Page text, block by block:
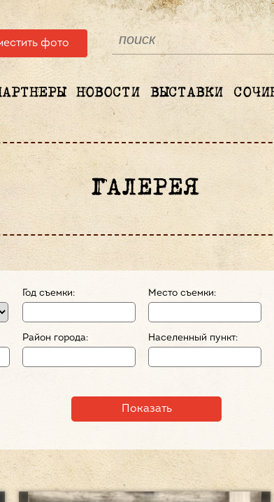
фото
НОВОСТИ ВЫСТАВКИ
ГАЛЕРЕЯ
Год съемки: Место съемки:
Район города: Населенный пункт: